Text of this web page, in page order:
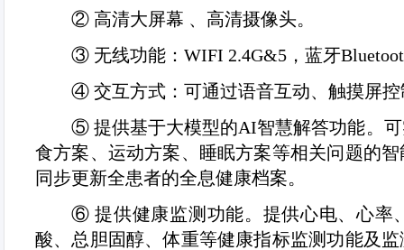
② 高清大屏幕 、高清摄像头。
③ 无线功能： WIFI 2.4G&5 ，蓝牙
④ 交互方式：可通过语音互动、触摸屏
⑤提供基于大模型的AI智慧解答功能。
食方案、运动方案、睡眠方案等相关问题的
同步更新全患者的全息健康档案。
⑥提供健康监测功能。提供心电、心率
酸、总胆固醇、体重等健康指标监测功能及